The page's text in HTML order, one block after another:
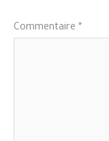
Commentaire *